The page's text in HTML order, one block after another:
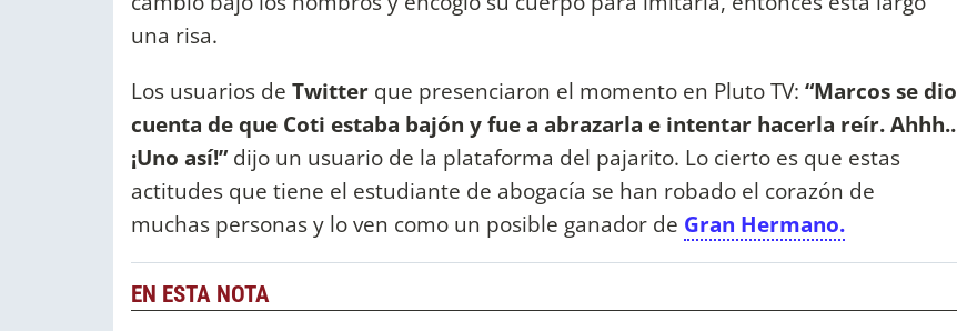
una risa.
Los usuarios de Twitter que presenciaron el momento en Pluto TV: “Marcos se dio
cuenta de que Coti estaba bajón y fue a abrazarla e intentar hacerla reír. Ahhh..
¡Uno así!”dijo un usuario de la plataforma del pajarito. Lo cierto es que estas
actitudes que tiene el estudiante de abogacía se han robado el corazón de
muchas personas y lo ven como un posible ganador de Gran Hermano.
EN ESTA NOTA